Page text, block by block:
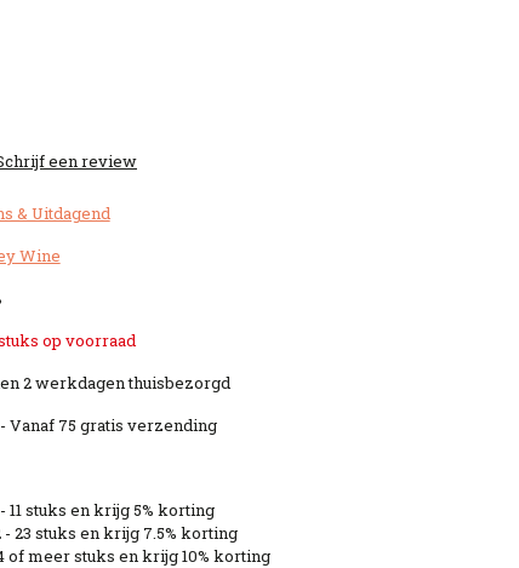
een review
& Uitdagend
Wine
op voorraad
2 werkdagen thuisbezorgd
Vanaf 75 gratis verzending
11 stuks en krijg 5% korting
- 23 stuks en krijg 7.5% korting
of meer stuks en krijg 10% korting